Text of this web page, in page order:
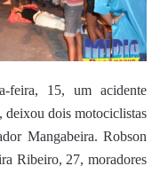
feira, 15, um acidente
deixou dois motociclistas
Mangabeira. Robson
Ribeiro, 27, moradores